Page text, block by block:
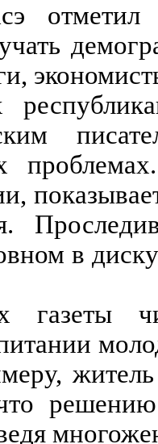
отметил
в
газеты